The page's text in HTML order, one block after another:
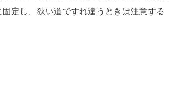
定し、狭い道ですれ違うときは注意する